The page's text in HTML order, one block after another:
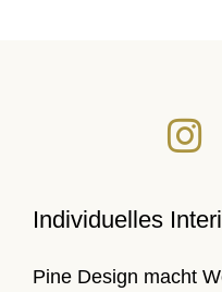
Individuelles
Pine Design macht